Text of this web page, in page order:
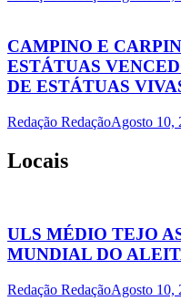
CAMPINO E
ESTÁTUAS
DE ESTÁTUAS
Redação RedaçãoAgosto 10,
Locais
ULS MÉDIO TEJO
MUNDIAL DO
Redação RedaçãoAgosto 10,